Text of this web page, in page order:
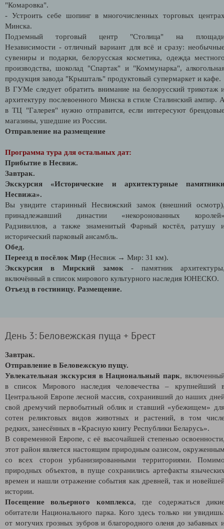
"Комаровка".
- Устроить себе шопинг в многочисленных торговых
Минска.
Подземный торговый центр "Столица" на
Независимости - отличный вариант для всё и сразу:
сувениры и подарки, белорусская косметика, одежда
производства, шоколад "Спартак" и "Коммунарка",
продукция завода "Крышталь" продуктовый супермаркет и
В ГУМе следует обратить внимание на белорусский трикотаж
архитектуру послевоенного Минска в стиле Сталинский ампир.
в ТЦ "Галерея" нужно отправится, если интересуют
магазины, ушедшие из России.
Отправление на размещение
Программа тура для остальных дат:
Прибытие в Несвиж.
Завтрак.
Экскурсия «Исторические и архитектурные
Несвижа».
Вы увидите старинный Несвижский замок (внешний
принадлежавший династии «некоронованных
Радзивиллов, а также знаменитый Фарный костёл, ратушу
исторический парковый ансамбль.
Обед.
Переезд в посёлок Мир (Несвиж → Мир: 31 км).
Экскурсия в Мирский замок - памятник
включённый в список мирового культурного наследия ЮНЕСКО.
Отъезд в гостиницу. Размещение.
День 3: Беловежская пуща + Брест
Завтрак.
Отправление в Беловежскую пущу.
Увлекательная экскурсия в Национальный парк,
в список Мирового наследия человечества – крупнейший
Центральной Европе лесной массив, сохранивший до наших
свой дремучий первобытный облик и ставший «убежищем»
сотен реликтовых видов животных и растений, в том
редких, занесённых в «Красную книгу Республики Беларусь».
В современной Европе, с её высочайшей степенью
этот район является настоящим природным оазисом,
со всех сторон урбанизированными территориями.
природных объектов, в пуще сохранились артефакты
времен и нашли отражение события как древней, так и
истории.
Посещение вольерного комплекса, где содержаться
обитатели Национального парка. Кого здесь только ни
от могучих грозных зубров и благородного оленя до забавных